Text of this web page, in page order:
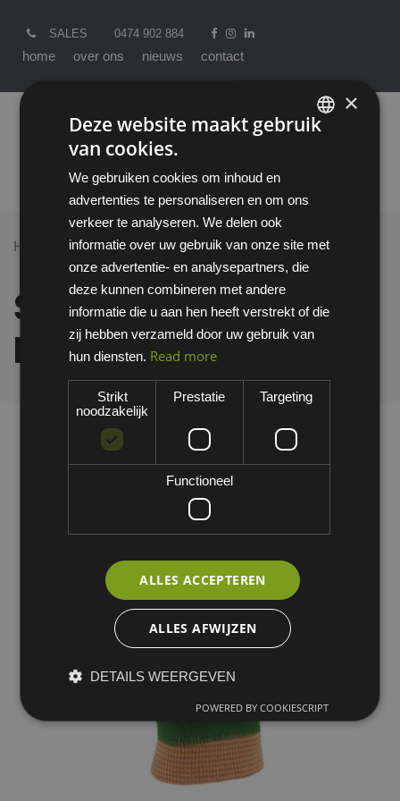
SALES 0474 902 884
home over ons nieuws contact
Home >All Products Handschoenen
Showa 600 handschoen
Showa 600
handschoen
×
Deze website maakt gebruik
van cookies.
We gebruiken cookies om inhoud en
advertenties te personaliseren en om ons
verkeer te analyseren. We delen ook
informatie over uw gebruik van onze site met
onze advertentie- en analysepartners, die
deze kunnen combineren met andere
informatie die u aan hen heeft verstrekt of die
zij hebben verzameld door uw gebruik van
hun diensten. Read more
Strikt
noodzakelijk
Prestatie Targeting
Functioneel
ALLES ACCEPTEREN
ALLES AFWIJZEN
DETAILS WEERGEVEN
POWERED BY COOKIESCRIPT